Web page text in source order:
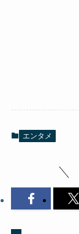
エンタメ